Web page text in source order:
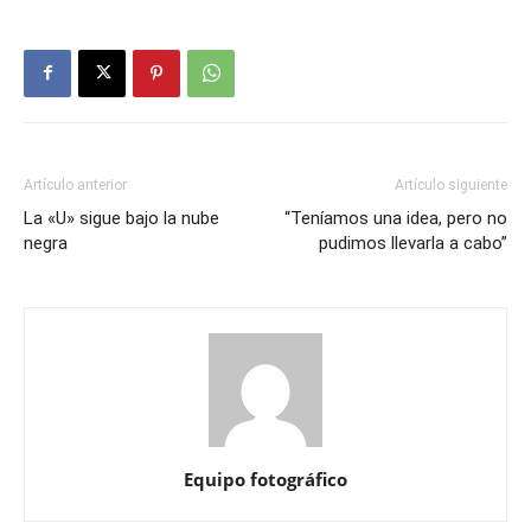
Artículo anterior
La «U» sigue bajo la nube
negra
Artículo siguiente
“Teníamos una idea, pero no
pudimos llevarla a cabo”
Equipo fotográfico